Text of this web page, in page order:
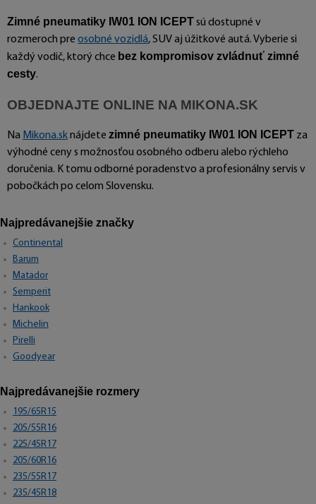
Zimné pneumatiky IW01 ION ICEPTsú dostupné v
rozmeroch pre osobné vozidlá, SUV aj úžitkové autá. Vyberie si
každý vodič, ktorý chce bez kompromisov zvládnuť zimné
cesty.
OBJEDNAJTE ONLINE NA MIKONA.SK
Na Mikona.sknájdete zimné pneumatiky IW01 ION ICEPT za
výhodné ceny s možnosťou osobného odberu alebo rýchleho
doručenia. K tomu odborné poradenstvo a profesionálny servis v
pobočkách po celom Slovensku.
Najpredávanejšie značky
Continental
Barum
Matador
Semperit
Hankook
Michelin
Pirelli
Goodyear
Najpredávanejšie rozmery
195/65R15
205/55R16
225/45R17
205/60R16
235/55R17
235/45R18